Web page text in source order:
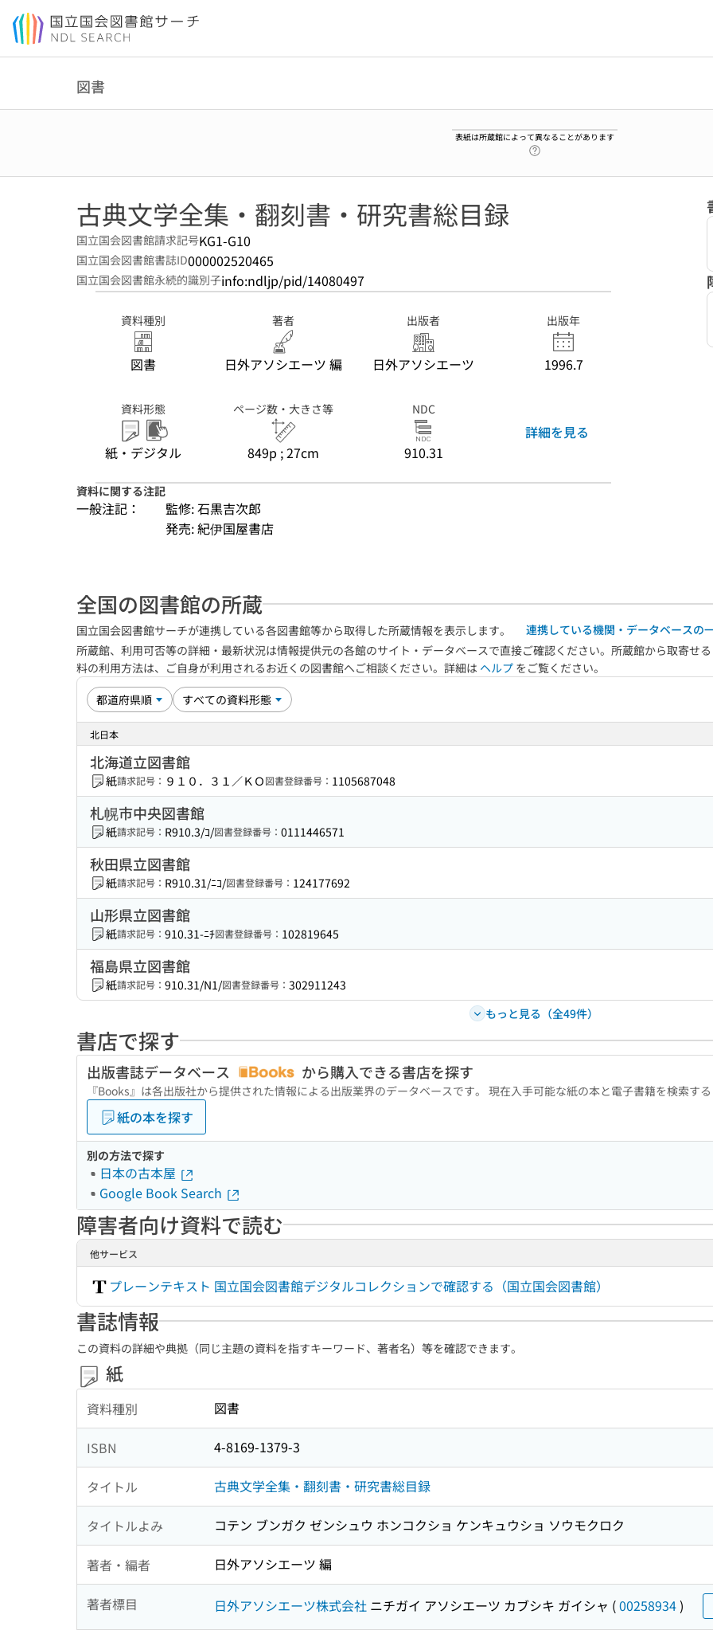
本文へ移動
図書
表紙は所蔵館によって異なることがあります
古典文学全集・翻刻書・研究書総目録
国立国会図書館請求記号KG1-G10
国立国会図書館書誌ID000002520465
国立国会図書館永続的識別子info:ndljp/pid/14080497
資料種別
図書
著者
日外アソシエーツ 編
出版者
日外アソシエーツ
出版年
1996.7
資料形態
紙・デジタル
ページ数・大きさ等
849p ; 27cm
NDC
910.31
詳細を見る
資料に関する注記
一般注記：
監修: 石黒吉次郎
発売: 紀伊国屋書店
全国の図書館の所蔵
国立国会図書館サーチが連携している各図書館等から取得した所蔵情報を表示します。
連携している機関・データベースの
所蔵館、利用可否等の詳細・最新状況は情報提供元の各館のサイト・データベースで直接ご確認ください。所蔵館から取寄せ
料の利用方法は、ご自身が利用されるお近くの図書館へご相談ください。詳細は ヘルプ をご覧ください。
北日本
北海道立図書館
紙請求記号： ９１０．３１／ＫＯ図書登録番号： 1105687048
札幌市中央図書館
紙請求記号： R910.3/ｺ/図書登録番号： 0111446571
秋田県立図書館
紙請求記号： R910.31/ﾆｺ/図書登録番号： 124177692
山形県立図書館
紙請求記号： 910.31-ﾆﾁ図書登録番号： 102819645
福島県立図書館
紙請求記号： 910.31/N1/図書登録番号： 302911243
もっと見る（全49件）
書店で探す
出版書誌データベース から購入できる書店を探す
『Books』は各出版社から提供された情報による出版業界のデータベースです。 現在入手可能な紙の本と電子書籍を検索す
紙の本を探す
別の方法で探す
日本の古本屋
Google Book Search
障害者向け資料で読む
他サービス
プレーンテキスト 国立国会図書館デジタルコレクションで確認する（国立国会図書館）
書誌情報
この資料の詳細や典拠（同じ主題の資料を指すキーワード、著者名）等を確認できます。
紙
資料種別 図書
ISBN 4-8169-1379-3
タイトル 古典文学全集・翻刻書・研究書総目録
タイトルよみ コテン ブンガク ゼンシュウ ホンコクショ ケンキュウショ ソウモクロク
著者・編者 日外アソシエーツ 編
著者標目 日外アソシエーツ株式会社 ニチガイ アソシエーツ カブシキ ガイシャ (00258934)